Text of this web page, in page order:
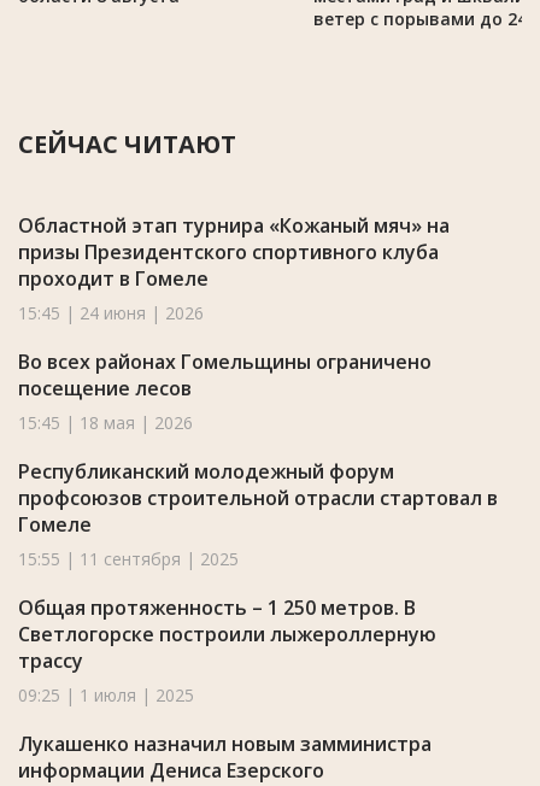
ветер с порывами до 24
СЕЙЧАС ЧИТАЮТ
Областной этап турнира «Кожаный мяч» на
призы Президентского спортивного клуба
проходит в Гомеле
15:45 | 24 июня | 2026
Во всех районах Гомельщины ограничено
посещение лесов
15:45 | 18 мая | 2026
Республиканский молодежный форум
профсоюзов строительной отрасли стартовал в
Гомеле
15:55 | 11 сентября | 2025
Общая протяженность – 1 250 метров. В
Светлогорске построили лыжероллерную
трассу
09:25 | 1 июля | 2025
Лукашенко назначил новым замминистра
информации Дениса Езерского